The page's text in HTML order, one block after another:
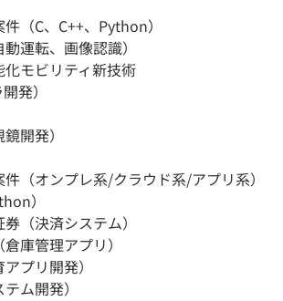
（C、C++、Python）
運転、画像認識）
化モビリティ新技術
発）
開発）
（オンプレ系/クラウド系/アプリ系）
）
（決済システム）
庫管理アプリ）
プリ開発）
ム開発）